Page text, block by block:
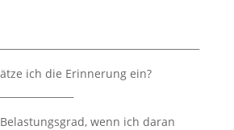
ich die Erinnerung ein?
wenn ich daran